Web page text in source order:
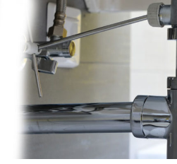
content